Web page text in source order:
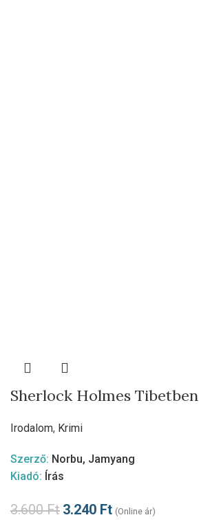
Sherlock Holmes Tibetben
Irodalom, Krimi
Szerző: Norbu, Jamyang
Kiadó: Írás
3.600Ft 3.240 Ft (Online ár)